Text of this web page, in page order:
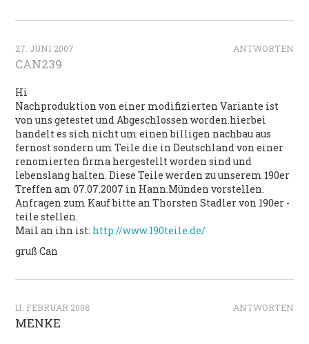
ANTWORTEN
27. JUNI 2007
CAN239
Hi
Nachproduktion von einer modifizierten Variante ist
von uns getestet und Abgeschlossen worden.hierbei
handelt es sich nicht um einen billigen nachbau aus
fernost sondern um Teile die in Deutschland von einer
renomierten firma hergestellt worden sind und
lebenslang halten. Diese Teile werden zu unserem 190er
Treffen am 07.07.2007 in Hann.Münden vorstellen.
Anfragen zum Kauf bitte an Thorsten Stadler von 190er -
teile stellen.
Mail an ihn ist: http://www.190teile.de/
gruß Can
ANTWORTEN
11. FEBRUAR 2008
MENKE